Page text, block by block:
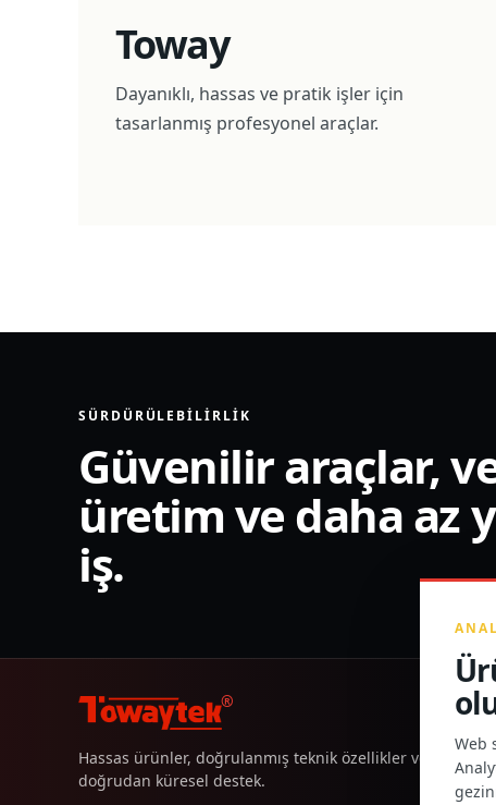
Toway
Dayanıklı, hassas ve pratik işler için
tasarlanmış profesyonel araçlar.
SÜRDÜRÜLEBILIRLIK
Güvenilir araçlar,
üretim ve daha az
iş.
®
Hassas ürünler, doğrulanmış teknik özellikler ve
doğrudan küresel destek.
Web